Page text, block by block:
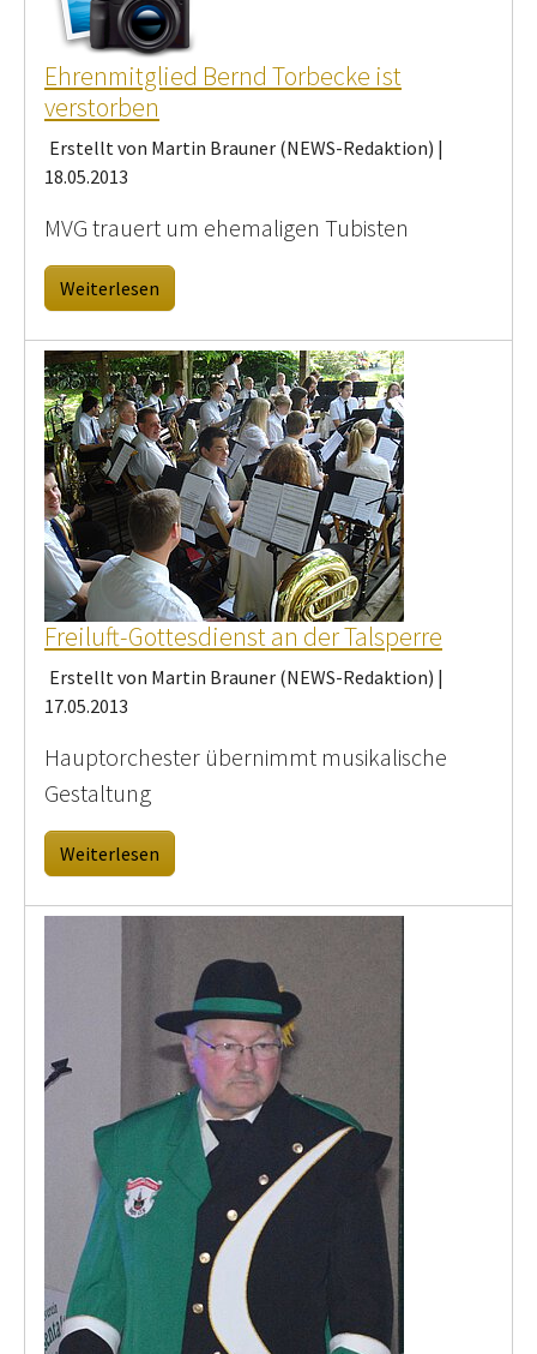
Ehrenmitglied Bernd Torbecke ist
verstorben
Erstellt von Martin Brauner (NEWS-Redaktion) |
18.05.2013
MVG trauert um ehemaligen Tubisten
Weiterlesen
Freiluft-Gottesdienst an der Talsperre
Erstellt von Martin Brauner (NEWS-Redaktion) |
17.05.2013
Hauptorchester übernimmt musikalische
Gestaltung
Weiterlesen